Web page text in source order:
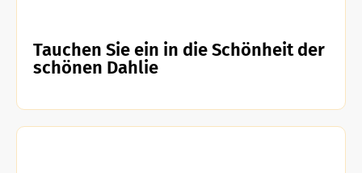
Tauchen Sie ein in die Schönheit der
schönen Dahlie